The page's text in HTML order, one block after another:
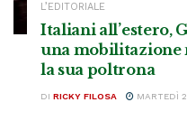
L’EDITORIALE
Italiani all’estero,
una mobilitazione
la sua poltrona
DI RICKY FILOSA MARTEDÌ